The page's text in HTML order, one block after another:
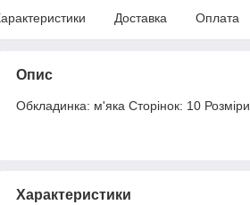
Доставка Оплата
Опис
Обкладинка: м'яка Сторінок: 10
Характеристики